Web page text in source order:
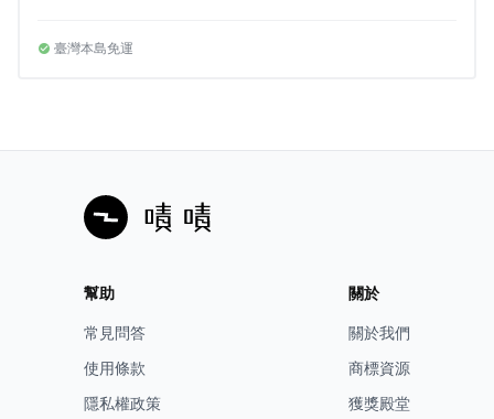
每個月支持1公斤飼料給狗園(約一隻狗2-3日左右所需
電子感謝函(於資助滿12個月寄送)。
認購非捐款，每月開立電子發票。
臺灣本島免運
幫助
常見問答
使用條款
隱私權政策
關於
關於我們
商標資源
獲獎殿堂